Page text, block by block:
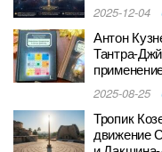
2025-12-04
Антон
Тантра-
2025-08-25
Тропик
движение